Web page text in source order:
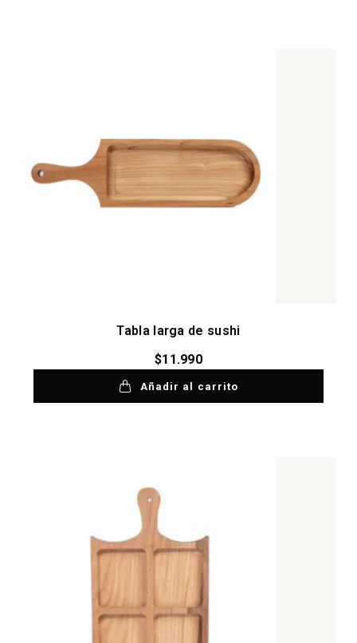
Tabla larga de sushi
$11.990
Añadir al carrito